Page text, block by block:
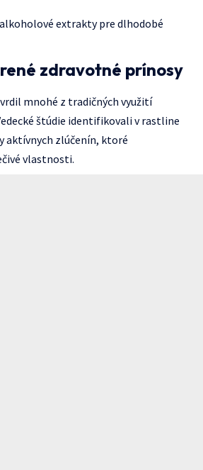
extrakty pre dlhodobé
zdravotné prínosy
mnohé z tradičných využití
štúdie identifikovali v rastline
aktívnych zlúčenín, ktoré
vlastnosti.